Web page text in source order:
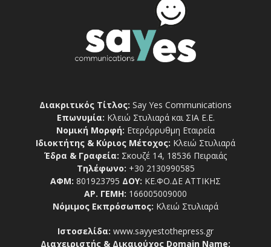
Διακριτικός Τίτλος: Say Yes Communications
Επωνυμία: Κλειώ Στυλιαρά και ΣΙΑ Ε.Ε.
Νομική Μορφή: Ετερόρρυθμη Εταιρεία
Ιδιοκτήτης & Κύριος Μέτοχος: Κλειώ Στυλιαρά
Έδρα & Γραφεία: Σκουζέ 14, 18536 Πειραιάς
Τηλέφωνο: +30 2130990585
ΑΦΜ: 801923795 ΔΟΥ: ΚΕ.ΦΟ.ΔΕ ΑΤΤΙΚΗΣ
ΑΡ. ΓΕΜΗ: 166005009000
Νόμιμος Εκπρόσωπος: Κλειώ Στυλιαρά
Ιστοσελίδα: www.sayyestothepress.gr
Διαχειριστής & Δικαιούχος Domain Name: